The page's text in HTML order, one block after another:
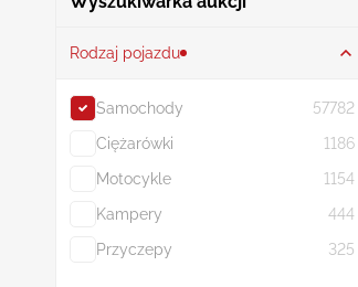
Rodzaj pojazdu
Samochody
57782
Ciężarówki
1186
Motocykle
1154
Kampery
444
Przyczepy
325